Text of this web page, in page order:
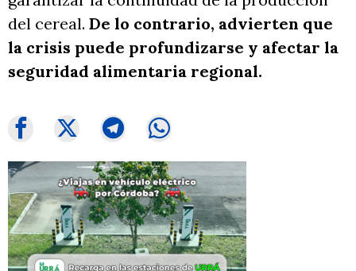
del cereal. De lo contrario, advierten que
la crisis puede profundizarse y afectar la
seguridad alimentaria regional.